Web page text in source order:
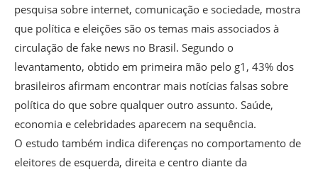
pesquisa sobre internet, comunicação e sociedade, mostra
que política e eleições são os temas mais associados à
circulação de fake news no Brasil. Segundo o
levantamento, obtido em primeira mão pelo g1, 43% dos
brasileiros afirmam encontrar mais notícias falsas sobre
política do que sobre qualquer outro assunto. Saúde,
economia e celebridades aparecem na sequência.
O estudo também indica diferenças no comportamento de
eleitores de esquerda, direita e centro diante da